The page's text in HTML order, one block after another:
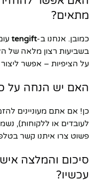
מתאים?
כמובן. אנחנו ב-tengift
בשביעות רצון מלאה של
על הציפיות – אפשר
האם יש הנחה על
כן! אם אתם מעוניינים
לעובדים או ללקוחות),
פשוט צרו איתנו קשר
סיכום והמלצה
עכשיו?